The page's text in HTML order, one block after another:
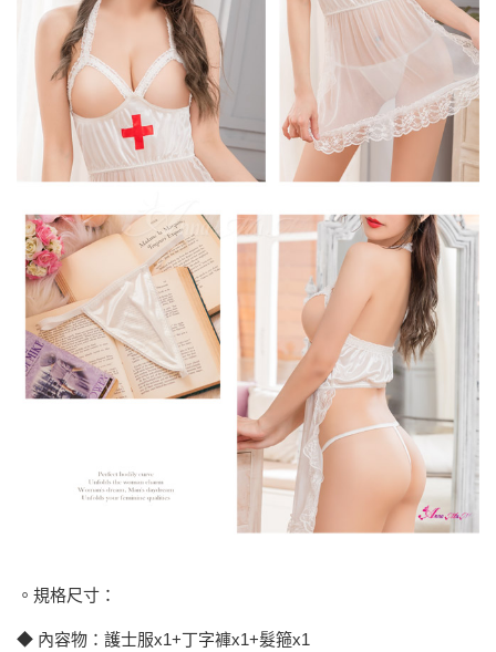
。規格尺寸：
◆ 內容物：護士服x1+丁字褲x1+髮箍x1